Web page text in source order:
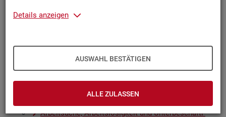
Details anzeigen
AUSWAHL BESTÄTIGEN
ALLE ZULASSEN
Zah­len, Daten, Fak­ten - Struk­tur­da­ten und -in­di­ka­to­
Früh­in­di­ka­to­ren für den Ar­beits­markt
Sai­son­be­rei­nig­te Zeit­rei­hen
Ar­beit­su­che, Ar­beits­lo­sig­keit und Un­ter­be­schäf­ti­